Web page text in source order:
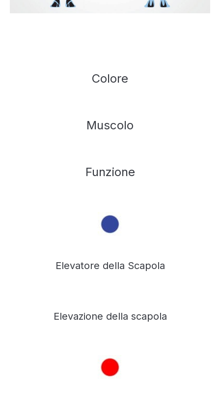
Colore
Muscolo
Funzione
Elevatore della Scapola
Elevazione della scapola